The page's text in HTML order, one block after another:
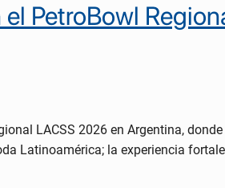
PetroBowl
LACSS 2026 en Argentina,
Latinoamérica; la experiencia